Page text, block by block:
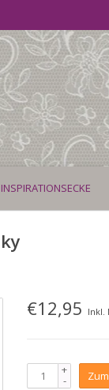
INSPIRATIONSECKE
€12,95 Inkl.
+
-